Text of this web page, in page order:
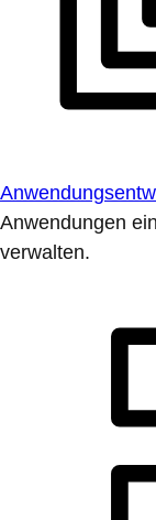
Anwendungen
verwalten.